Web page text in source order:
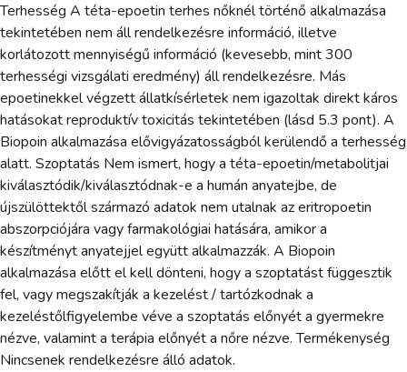
Terhesség A téta-epoetin terhes nőknél történő alkalmazása
tekintetében nem áll rendelkezésre információ, illetve
korlátozott mennyiségű információ (kevesebb, mint 300
terhességi vizsgálati eredmény) áll rendelkezésre. Más
epoetinekkel végzett állatkísérletek nem igazoltak direkt káros
hatásokat reproduktív toxicitás tekintetében (lásd 5.3 pont). A
Biopoin alkalmazása elővigyázatosságból kerülendő a terhesség
alatt. Szoptatás Nem ismert, hogy a téta-epoetin/metabolitjai
kiválasztódik/kiválasztódnak-e a humán anyatejbe, de
újszülöttektől származó adatok nem utalnak az eritropoetin
abszorpciójára vagy farmakológiai hatására, amikor a
készítményt anyatejjel együtt alkalmazzák. A Biopoin
alkalmazása előtt el kell dönteni, hogy a szoptatást függesztik
fel, vagy megszakítják a kezelést / tartózkodnak a
kezeléstőlfigyelembe véve a szoptatás előnyét a gyermekre
nézve, valamint a terápia előnyét a nőre nézve. Termékenység
Nincsenek rendelkezésre álló adatok.